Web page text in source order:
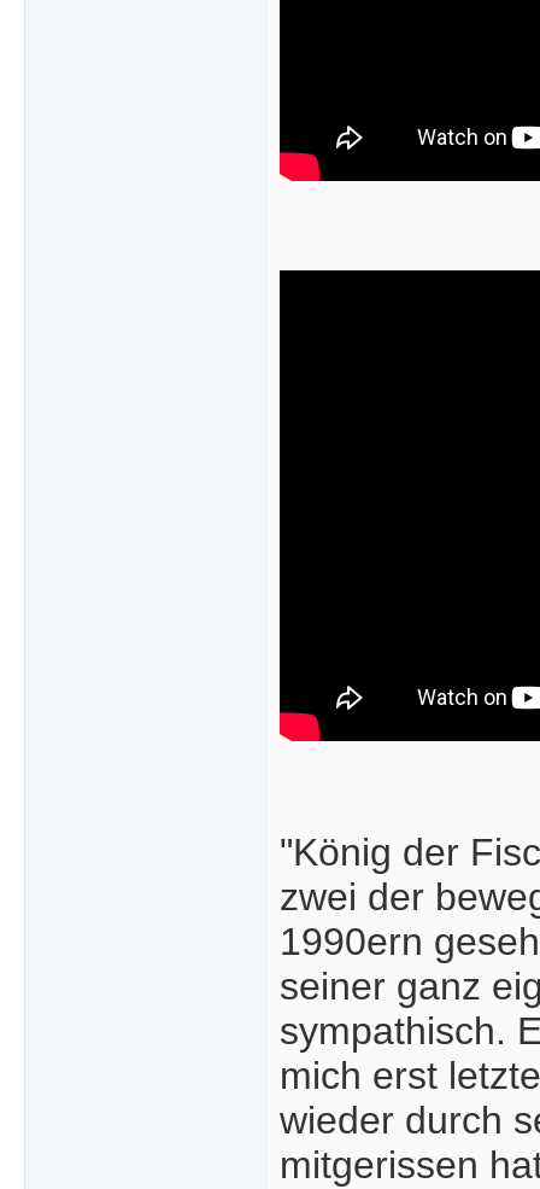
"König der
zwei der
1990ern
seiner ganz
sympathisch.
mich erst
wieder durch
mitgerissen